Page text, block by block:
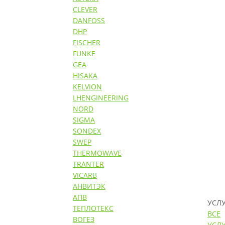
CLEVER
DANFOSS
DHP
FISCHER
FUNKE
GEA
HISAKA
KELVION
LHENGINEERING
NORD
SIGMA
SONDEX
SWEP
THERMOWAVE
TRANTER
VICARB
АНВИТЭК
АПВ
ТЕПЛОТЕКС
ВОГЕЗ
ВСЕ